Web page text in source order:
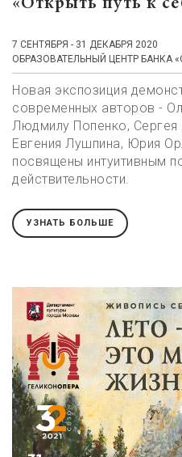
«Открыть путь к
7 СЕНТЯБРЯ - 31 ДЕКАБРЯ 2020
ОБРАЗОВАТЕЛЬНЫЙ ЦЕНТР БАНКА
Новая экспозиция
современных авторов -
Людмилу Попенко, Сергея
Евгения Лушпина, Юрия
посвящены интуитивным
действительности.
УЗНАТЬ БОЛЬШЕ